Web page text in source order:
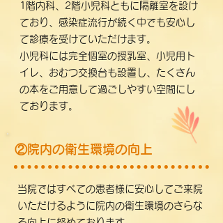
1階内科、2階小児科ともに隔離室を設け
ており、感染症流行が続く中でも安心し
て診療を受けていただけます。
小児科には完全個室の授乳室、小児用ト
イレ、おむつ交換台も設置し、たくさん
の本をご用意して過ごしやすい空間にし
ております。
②院内の衛生環境の向上
当院ではすべての患者様に安心してご来院
いただけるように院内の衛生環境のさらな